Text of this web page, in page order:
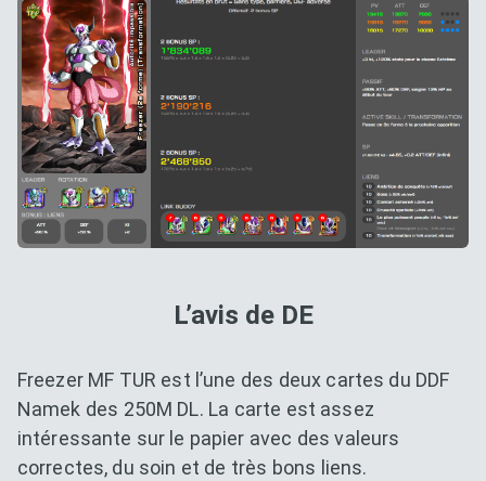
L’avis de DE
Freezer MF TUR est l’une des deux cartes du DDF
Namek des 250M DL. La carte est assez
intéressante sur le papier avec des valeurs
correctes, du soin et de très bons liens.